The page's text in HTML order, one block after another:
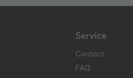
Service
Contact
FAQ